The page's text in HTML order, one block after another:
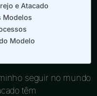
e Atacado
Modelos
Modelo
seguir no mundo
têm